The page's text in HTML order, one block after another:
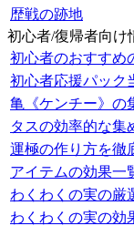
歴戦の跡地
初心者/復帰者向け
初心者のおすすめ
初心者応援パック
亀《ケンチー》の
タスの効率的な集
運極の作り方を徹
アイテムの効果一
わくわくの実の厳
わくわくの実の効